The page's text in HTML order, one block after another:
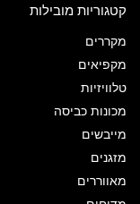
קטגוריות מובילות
מקררים
מקפיאים
טלוויזיות
מכונות כביסה
מייבשים
מזגנים
מאווררים